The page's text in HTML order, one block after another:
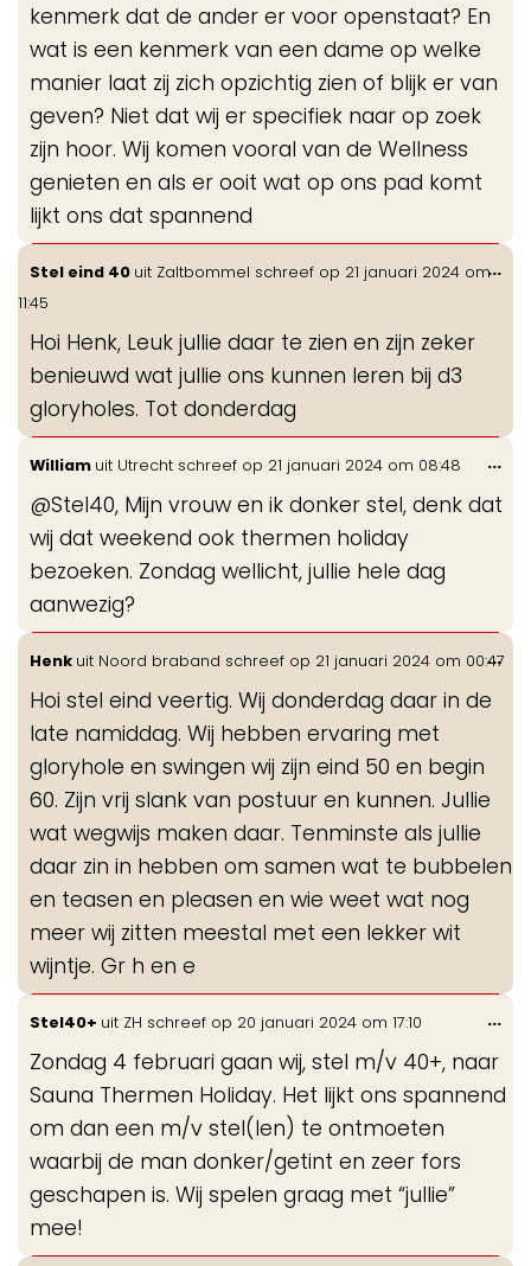
kenmerk dat de ander er voor openstaat? En
wat is een kenmerk van een dame op welke
manier laat zij zich opzichtig zien of blijk er van
geven? Niet dat wij er specifiek naar op zoek
zijn hoor. Wij komen vooral van de Wellness
genieten en als er ooit wat op ons pad komt
lijkt ons dat spannend
Stel eind 40 uit Zaltbommel schreef op 21 januari 2024 om
11:45
Hoi Henk, Leuk jullie daar te zien en zijn zeker
benieuwd wat jullie ons kunnen leren bij d3
gloryholes. Tot donderdag
...
William uit Utrecht schreef op 21 januari 2024 om 08:48
@Stel40, Mijn vrouw en ik donker stel, denk dat
wij dat weekend ook thermen holiday
bezoeken. Zondag wellicht, jullie hele dag
aanwezig?
...
Henk uit Noord braband schreef op 21 januari 2024 om 00:47
Hoi stel eind veertig. Wij donderdag daar in de
late namiddag. Wij hebben ervaring met
gloryhole en swingen wij zijn eind 50 en begin
60. Zijn vrij slank van postuur en kunnen. Jullie
wat wegwijs maken daar. Tenminste als jullie
daar zin in hebben om samen wat te bubbelen
en teasen en pleasen en wie weet wat nog
meer wij zitten meestal met een lekker wit
wijntje. Gr h en e
...
Stel40+ uit ZH schreef op 20 januari 2024 om 17:10
Zondag 4 februari gaan wij, stel m/v 40+, naar
Sauna Thermen Holiday. Het lijkt ons spannend
om dan een m/v stel(len) te ontmoeten
waarbij de man donker/getint en zeer fors
geschapen is. Wij spelen graag met “jullie”
mee!
...